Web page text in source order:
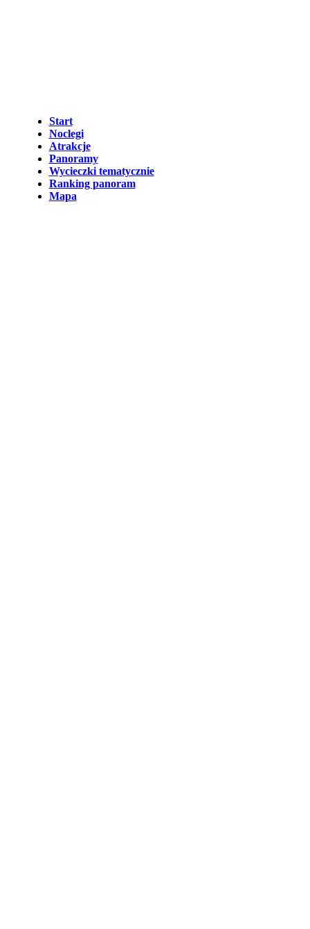
Start
Noclegi
Atrakcje
Panoramy
Wycieczki tematycznie
Ranking panoram
Mapa